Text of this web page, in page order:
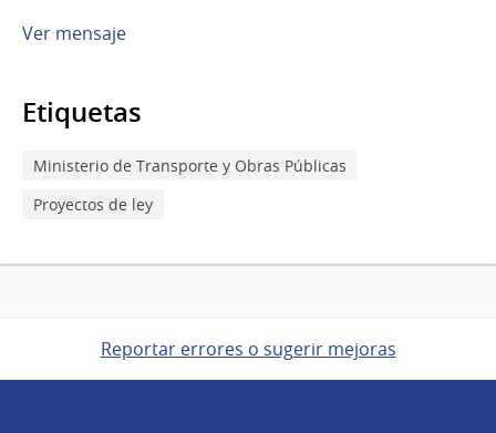
Ver mensaje
Etiquetas
Ministerio de Transporte y Obras Públicas
Proyectos de ley
Reportar errores o sugerir mejoras